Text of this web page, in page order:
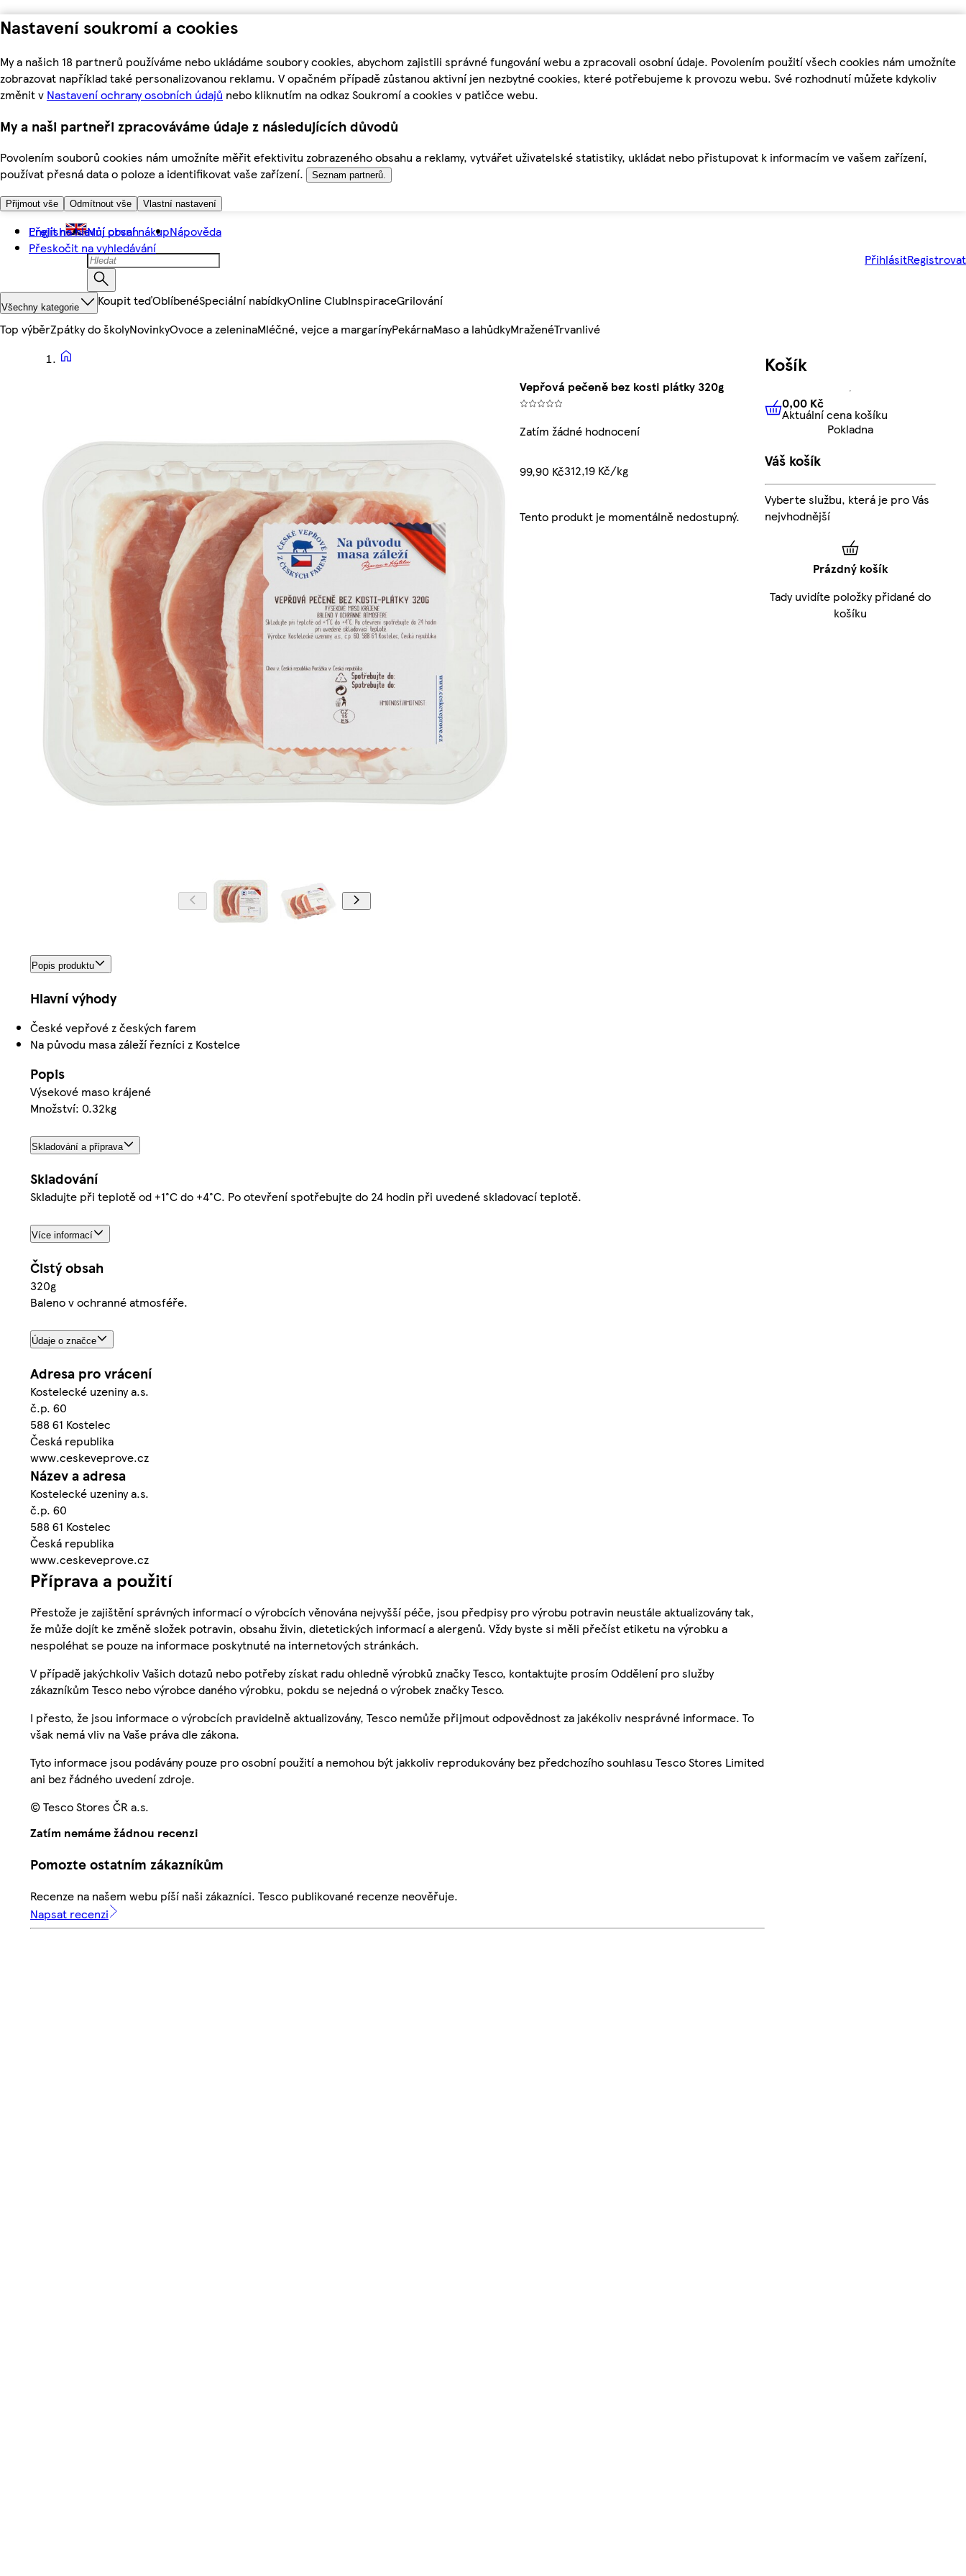
Nastavení soukromí a cookies
My a našich 18 partnerů používáme nebo ukládáme soubory cookies, abychom zajistili správné fungování webu a zpracovali osobní údaje. Povolením použití všech cookies nám umožníte
zobrazovat například také personalizovanou reklamu. V opačném případě zůstanou aktivní jen nezbytné cookies, které potřebujeme k provozu webu. Své rozhodnutí můžete kdykoliv
změnit v Nastavení ochrany osobních údajů nebo kliknutím na odkaz Soukromí a cookies v patičce webu.
My a naši partneři zpracováváme údaje z následujících důvodů
Povolením souborů cookies nám umožníte měřit efektivitu zobrazeného obsahu a reklamy, vytvářet uživatelské statistiky, ukládat nebo přistupovat k informacím ve vašem zařízení,
používat přesná data o poloze a identifikovat vaše zařízení.
Seznam partnerů.
Přijmout vše Odmítnout vše Vlastní nastavení
Přejít na hlavní obsah
Přeskočit na vyhledávání
English Můj první nákupNápověda
PřihlásitRegistrovat
Všechny kategorie Koupit teďOblíbenéSpeciální nabídkyOnline ClubInspiraceGrilování
Top výběrZpátky do školyNovinkyOvoce a zeleninaMléčné, vejce a margarínyPekárnaMaso a lahůdkyMraženéTrvanlivé
Vepřová pečeně bez kosti plátky 320g
Zatím žádné hodnocení
99,90 Kč312,19 Kč/kg
Tento produkt je momentálně nedostupný.
Popis produktu
Hlavní výhody
České vepřové z českých farem
Na původu masa záleží řezníci z Kostelce
Popis
Výsekové maso krájené
Množství: 0.32kg
Skladování a příprava
Skladování
Skladujte při teplotě od +1°C do +4°C. Po otevření spotřebujte do 24 hodin při uvedené skladovací teplotě.
Více informací
Čistý obsah
320g
Baleno v ochranné atmosféře.
Údaje o značce
Adresa pro vrácení
Kostelecké uzeniny a.s.
č.p. 60
588 61 Kostelec
Česká republika
www.ceskeveprove.cz
Název a adresa
Kostelecké uzeniny a.s.
č.p. 60
588 61 Kostelec
Česká republika
www.ceskeveprove.cz
Příprava a použití
Přestože je zajištění správných informací o výrobcích věnována nejvyšší péče, jsou předpisy pro výrobu potravin neustále aktualizovány tak,
že může dojít ke změně složek potravin, obsahu živin, dietetických informací a alergenů. Vždy byste si měli přečíst etiketu na výrobku a
nespoléhat se pouze na informace poskytnuté na internetových stránkách.
V případě jakýchkoliv Vašich dotazů nebo potřeby získat radu ohledně výrobků značky Tesco, kontaktujte prosím Oddělení pro služby
zákazníkům Tesco nebo výrobce daného výrobku, pokdu se nejedná o výrobek značky Tesco.
I přesto, že jsou informace o výrobcích pravidelně aktualizovány, Tesco nemůže přijmout odpovědnost za jakékoliv nesprávné informace. To
však nemá vliv na Vaše práva dle zákona.
Tyto informace jsou podávány pouze pro osobní použití a nemohou být jakkoliv reprodukovány bez předchozího souhlasu Tesco Stores Limited
ani bez řádného uvedení zdroje.
© Tesco Stores ČR a.s.
Zatím nemáme žádnou recenzi
Pomozte ostatním zákazníkům
Recenze na našem webu píší naši zákazníci. Tesco publikované recenze neověřuje.
Napsat recenzi
Košík
0,00 KčAktuální cena košíku
0,00 Kč
Aktuální cena košíku
Pokladna
Váš košík
Vyberte službu, která je pro Vás
nejvhodnější
Prázdný košík
Tady uvidíte položky přidané do
košíku